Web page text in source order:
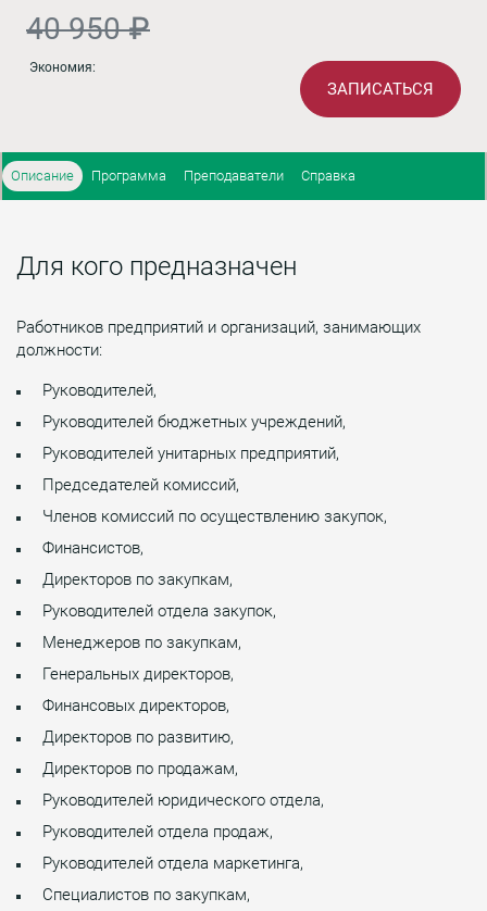
40 950 ₽
Экономия:
ЗАПИСАТЬСЯ
Описание Программа Преподаватели Справка
Для кого предназначен
Работников предприятий и организаций, занимающих
должности:
Руководителей,
Руководителей бюджетных учреждений,
Руководителей унитарных предприятий,
Председателей комиссий,
Членов комиссий по осуществлению закупок,
Финансистов,
Директоров по закупкам,
Руководителей отдела закупок,
Менеджеров по закупкам,
Генеральных директоров,
Финансовых директоров,
Директоров по развитию,
Директоров по продажам,
Руководителей юридического отдела,
Руководителей отдела продаж,
Руководителей отдела маркетинга,
Специалистов по закупкам,